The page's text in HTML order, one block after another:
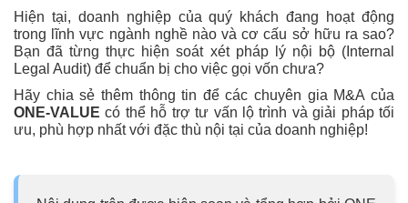
Hiện tại, doanh nghiệp của quý khách đang hoạt động
trong lĩnh vực ngành nghề nào và cơ cấu sở hữu ra sao?
Bạn đã từng thực hiện soát xét pháp lý nội bộ (Internal
Legal Audit) để chuẩn bị cho việc gọi vốn chưa?
Hãy chia sẻ thêm thông tin để các chuyên gia M&A của
ONE-VALUE có thể hỗ trợ tư vấn lộ trình và giải pháp tối
ưu, phù hợp nhất với đặc thù nội tại của doanh nghiệp!